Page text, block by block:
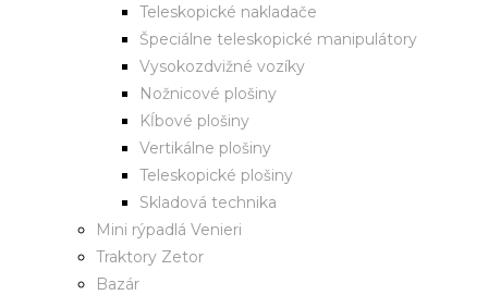
Teleskopické nakladače
Špeciálne teleskopické manipulátory
Vysokozdvižné vozíky
Nožnicové plošiny
Kĺbové plošiny
Vertikálne plošiny
Teleskopické plošiny
Skladová technika
Mini rýpadlá Venieri
Traktory Zetor
Bazár